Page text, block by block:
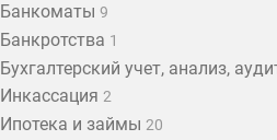
Банкоматы 9
Банкротства 1
Бухгалтерский учет, анализ,
Инкассация 2
Ипотека и займы 20